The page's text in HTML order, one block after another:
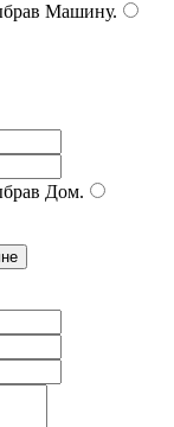
Машину.
Дом.